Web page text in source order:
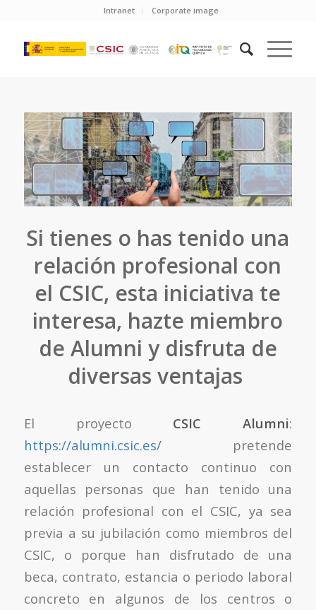
Intranet Corporate image
Si tienes o has tenido una
relación profesional con
el CSIC, esta iniciativa te
interesa, hazte miembro
de Alumni y disfruta de
diversas ventajas
El proyecto CSIC Alumni:
https://alumni.csic.es/pretende
establecer un contacto continuo con
aquellas personas que han tenido una
relación profesional con el CSIC, ya sea
previa a su jubilación como miembros del
CSIC, o porque han disfrutado de una
beca, contrato, estancia o periodo laboral
concreto en algunos de los centros o